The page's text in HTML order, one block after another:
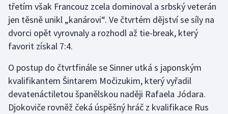
Krasobruslení
Lezení
Moderní pětiboj
Motorsport
třetím však Francouz zcela dominoval a srbský veterán
jen těsně unikl „kanárovi“. Ve čtvrtém dějství se síly na
dvorci opět vyrovnaly a rozhodl až tie-break, který
favorit získal 7:4.
O postup do čtvrtfinále se Sinner utká s japonským
kvalifikantem Šintarem Močizukim, který vyřadil
devatenáctiletou španělskou naději Rafaela Jódara.
Djokoviče rovněž čeká úspěšný hráč z kvalifikace Rus